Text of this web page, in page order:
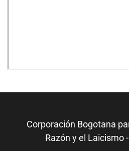
Corporación Bogotana
Razón y el Laicismo